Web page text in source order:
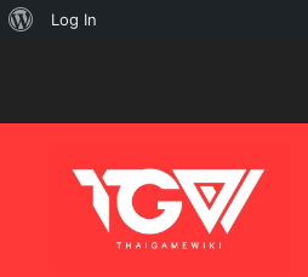
เกี่ยวLog In